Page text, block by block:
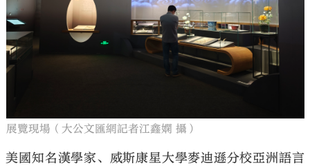
展覽現場（大公文匯網記者江鑫嫻 攝）
美國知名漢學家、威斯康星大學麥迪遜分校亞洲語言